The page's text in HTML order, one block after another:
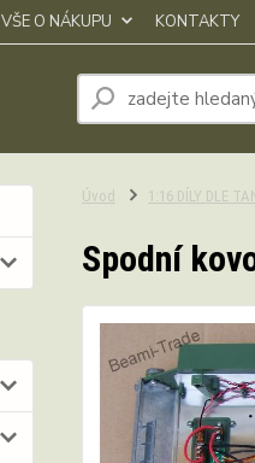
VŠE O NÁKUPU KONTAKTY
Úvod 1:16 DÍLY DLE
Spodní